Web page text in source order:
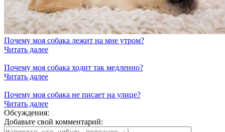
Почему моя собака лежит на мне утром?
Читать далее
Почему моя собака ходит так медленно?
Читать далее
Почему моя собака не писает на улице?
Читать далее
Обсуждения:
Добавьте свой комментарий: